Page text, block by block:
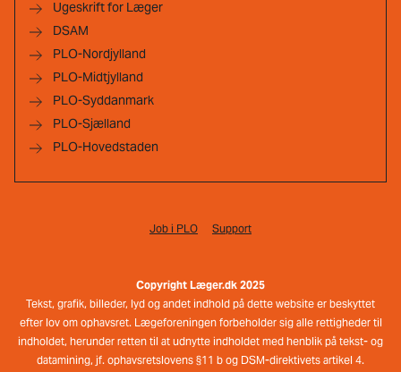
Ugeskrift for Læger
DSAM
PLO-Nordjylland
PLO-Midtjylland
PLO-Syddanmark
PLO-Sjælland
PLO-Hovedstaden
Job i PLO Support
Copyright Læger.dk 2025
Tekst, grafik, billeder, lyd og andet indhold på dette website er beskyttet
efter lov om ophavsret. Lægeforeningen forbeholder sig alle rettigheder til
indholdet, herunder retten til at udnytte indholdet med henblik på tekst- og
datamining, jf. ophavsretslovens §11 b og DSM-direktivets artikel 4.